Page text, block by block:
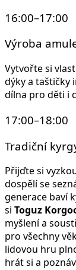
16:00–17:00
Výroba
Vytvořte si
dýky a taštičky
dílna pro děti i
17:00–18:00
Tradiční
Přijďte si
dospělí se
generace baví
si Toguz
myšlení a
pro všechny
lidovou hru
hrát si a